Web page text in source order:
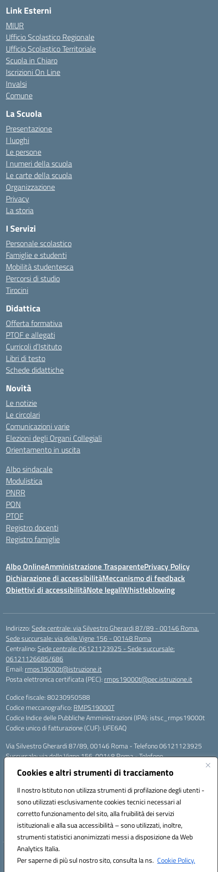
Cookies e altri strumenti di tracciamento
Il nostro Istituto non utilizza strumenti di profilazione degli utenti -
sono utilizzati esclusivamente cookies tecnici necessari al
corretto funzionamento del sito, alla fruibilità dei servizi
istituzionali e alla sua accessibilità – sono utilizzati, inoltre,
strumenti statistici anonimizzati messi a disposizione da Web
Analytics Italia.
Per saperne di più sul nostro sito, consulta la ns. Cookie Policy.
Link Esterni
MIUR
Ufficio Scolastico Regionale
Ufficio Scolastico Territoriale
Scuola in Chiaro
Iscrizioni On Line
Invalsi
Comune
La Scuola
Presentazione
I luoghi
Le persone
I numeri della scuola
Le carte della scuola
Organizzazione
Privacy
La storia
I Servizi
Personale scolastico
Famiglie e studenti
Mobilità studentesca
Percorsi di studio
Tirocini
Didattica
Offerta formativa
PTOF e allegati
Curricoli d’Istituto
Libri di testo
Schede didattiche
Novità
Le notizie
Le circolari
Comunicazioni varie
Elezioni degli Organi Collegiali
Orientamento in uscita
Albo sindacale
Modulistica
PNRR
PON
PTOF
Registro docenti
Registro famiglie
Albo OnlineAmministrazione TrasparentePrivacy Policy
Dichiarazione di accessibilitàMeccanismo di feedback
Obiettivi di accessibilitàNote legaliWhistleblowing
Indirizzo:Sede centrale: via Silvestro Gherardi 87/89 - 00146 Roma.
Sede succursale: via delle Vigne 156 - 00148 Roma
Centralino:Sede centrale: 06121123925 - Sede succursale:
06121126685/686
Email: rmps19000t@istruzione.it
Posta elettronica certificata (PEC): rmps19000t@pec.istruzione.it
Codice fiscale: 80230950588
Codice meccanografico: RMPS19000T
Codice Indice delle Pubbliche Amministrazioni (IPA): istsc_rmps19000t
Codice unico di fatturazione (CUF): UFE6AQ
Via Silvestro Gherardi 87/89, 00146 Roma - Telefono 06121123925
Succursale: via delle Vigne 156, 00148 Roma - Telefono
Mail: rmps19000t@istruzione.it - PEC: rmps19000t@pec.istruzione.it
Per contatti con il Dirigente Scolastico, utilizzare esclusivamente
Codice univoco ufficio: UFE6AQ
Codice meccanografico: RMPS19000T
Codice fiscale: 80230950588
Hosting & Powered by 3D Solution S.r.l.
Concept & Design by Designers Italia